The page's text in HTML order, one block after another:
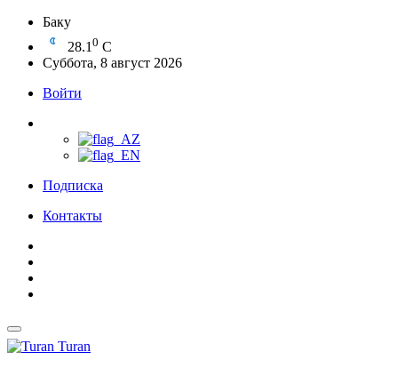
Баку
28.1 0 C
Суббота, 8 август 2026
Войти
Подписка
Контакты
Turan